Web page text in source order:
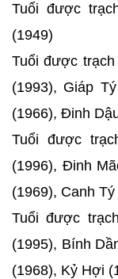
Tuổi được
(1949)
Tuổi được
(1993), Giáp
(1966), Đinh
Tuổi được
(1996), Đinh
(1969), Canh
Tuổi được
(1995), Bính
(1968), Kỷ Hợi